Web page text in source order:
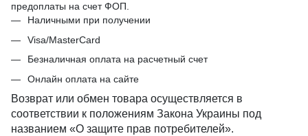
предоплаты на счет ФОП.
Наличными при получении
Visa/MasterCard
Безналичная оплата на расчетный счет
Онлайн оплата на сайте
Возврат или обмен товара осуществляется в
соответствии к положениям Закона Украины под
названием «О защите прав потребителей».